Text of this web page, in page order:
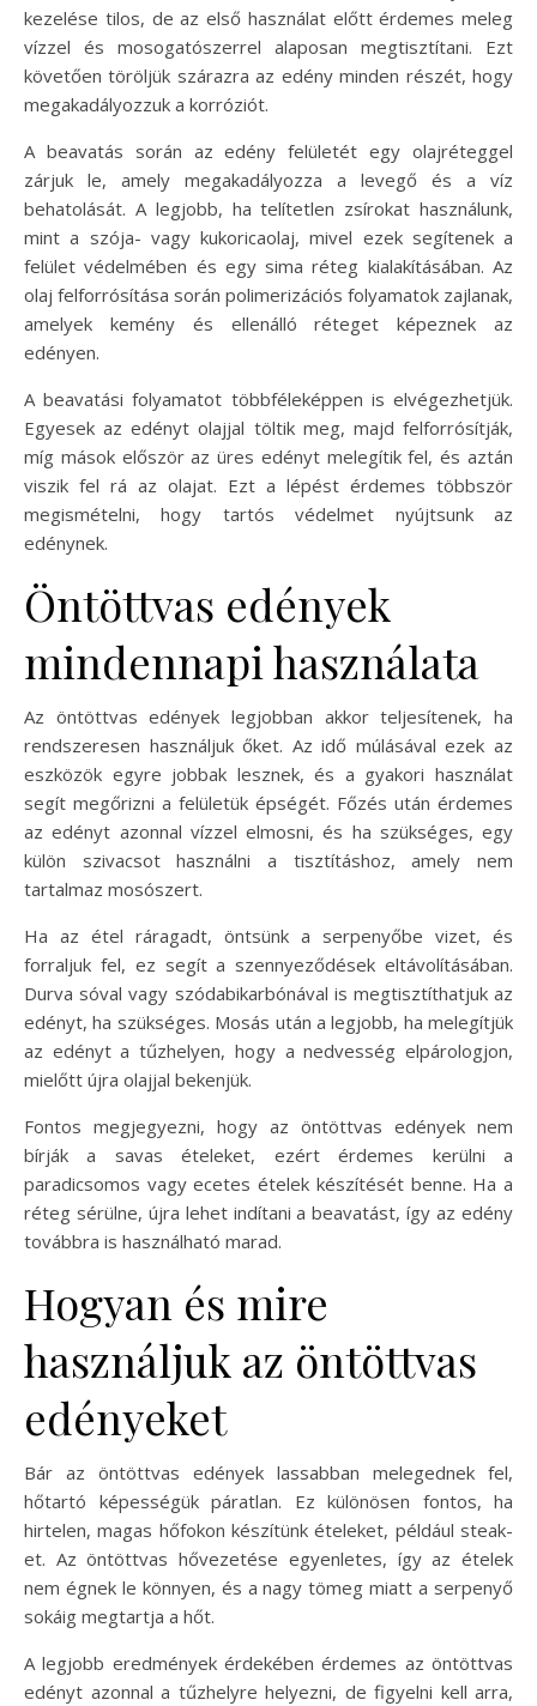
kezelése tilos, de az első használat előtt érdemes meleg
vízzel és mosogatószerrel alaposan megtisztítani. Ezt
követően töröljük szárazra az edény minden részét, hogy
megakadályozzuk a korróziót.
A beavatás során az edény felületét egy olajréteggel
zárjuk le, amely megakadályozza a levegő és a víz
behatolását. A legjobb, ha telítetlen zsírokat használunk,
mint a szója- vagy kukoricaolaj, mivel ezek segítenek a
felület védelmében és egy sima réteg kialakításában. Az
olaj felforrósítása során polimerizációs folyamatok zajlanak,
amelyek kemény és ellenálló réteget képeznek az
edényen.
A beavatási folyamatot többféleképpen is elvégezhetjük.
Egyesek az edényt olajjal töltik meg, majd felforrósítják,
míg mások először az üres edényt melegítik fel, és aztán
viszik fel rá az olajat. Ezt a lépést érdemes többször
megismételni, hogy tartós védelmet nyújtsunk az
edénynek.
Öntöttvas edények
mindennapi használata
Az öntöttvas edények legjobban akkor teljesítenek, ha
rendszeresen használjuk őket. Az idő múlásával ezek az
eszközök egyre jobbak lesznek, és a gyakori használat
segít megőrizni a felületük épségét. Főzés után érdemes
az edényt azonnal vízzel elmosni, és ha szükséges, egy
külön szivacsot használni a tisztításhoz, amely nem
tartalmaz mosószert.
Ha az étel ráragadt, öntsünk a serpenyőbe vizet, és
forraljuk fel, ez segít a szennyeződések eltávolításában.
Durva sóval vagy szódabikarbónával is megtisztíthatjuk az
edényt, ha szükséges. Mosás után a legjobb, ha melegítjük
az edényt a tűzhelyen, hogy a nedvesség elpárologjon,
mielőtt újra olajjal bekenjük.
Fontos megjegyezni, hogy az öntöttvas edények nem
bírják a savas ételeket, ezért érdemes kerülni a
paradicsomos vagy ecetes ételek készítését benne. Ha a
réteg sérülne, újra lehet indítani a beavatást, így az edény
továbbra is használható marad.
Hogyan és mire
használjuk az öntöttvas
edényeket
Bár az öntöttvas edények lassabban melegednek fel,
hőtartó képességük páratlan. Ez különösen fontos, ha
hirtelen, magas hőfokon készítünk ételeket, például steak-
et. Az öntöttvas hővezetése egyenletes, így az ételek
nem égnek le könnyen, és a nagy tömeg miatt a serpenyő
sokáig megtartja a hőt.
A legjobb eredmények érdekében érdemes az öntöttvas
edényt azonnal a tűzhelyre helyezni, de figyelni kell arra,